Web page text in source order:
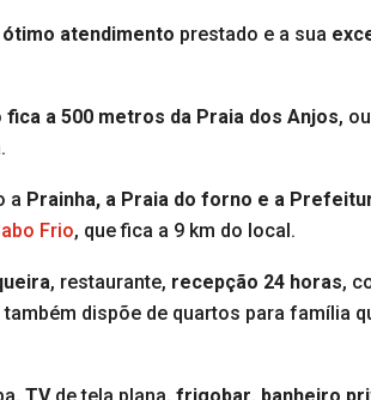
ótimo atendimento prestado e a sua
fica a 500 metros da Praia dos Anjos,
a Prainha, a Praia do forno e a
Frio, que fica a 9 km do local.
, restaurante, recepção 24 horas,
dispõe de quartos para família